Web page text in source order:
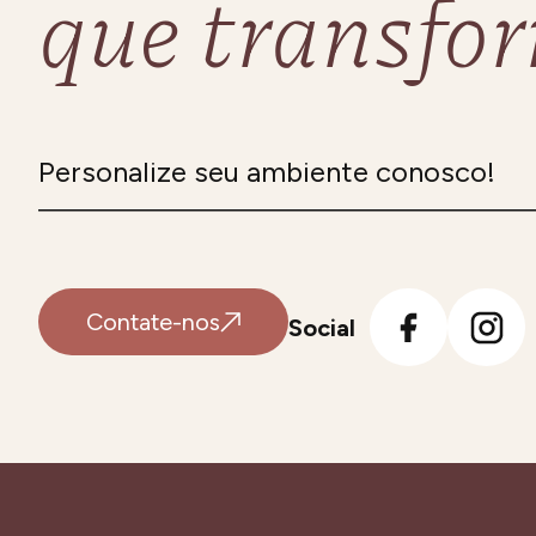
que
Personalize seu ambiente conosco!
Contate-nos Social